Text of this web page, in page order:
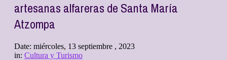
artesanas alfareras de Santa María
Atzompa
Date: miércoles, 13 septiembre , 2023
in: Cultura y Turismo